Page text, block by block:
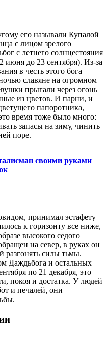
его называли Купалой
с лицом зрелого
с летнего солнцестояния
июня до 23 сентября). Из-за
в честь этого бога
славяне на огромном
прыгали через огонь
из цветов. И парни, и
папоротника,
время тоже было много:
запасы на зиму, чинить
поре.
своими руками
принимал эстафету
к горизонту все ниже,
высокого седого
на север, в руках он
силы тьмы.
Даждьбога и остальных
по 21 декабря, это
покоя и достатка. У людей
и печалей, они